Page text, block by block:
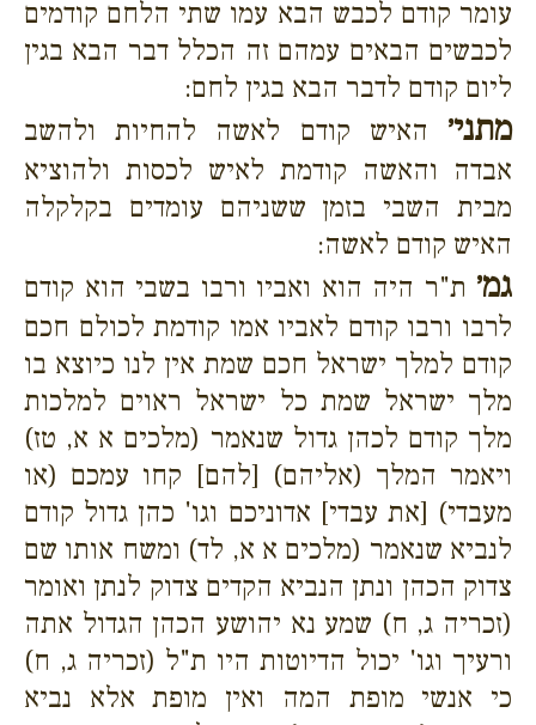
עומר קודם לכבש הבא עמו שתי הלחם קודמים
לכבשים הבאים עמהם זה הכלל דבר הבא בגין
ליום קודם לדבר הבא בגין לחם:
מתני׳ האיש קודם לאשה להחיות ולהשב
אבדה והאשה קודמת לאיש לכסות ולהוציא
מבית השבי בזמן ששניהם עומדים בקלקלה
האיש קודם לאשה:
גמ׳ ת"ר היה הוא ואביו ורבו בשבי הוא קודם
לרבו ורבו קודם לאביו אמו קודמת לכולם חכם
קודם למלך ישראל חכם שמת אין לנו כיוצא בו
מלך ישראל שמת כל ישראל ראוים למלכות
מלך קודם לכהן גדול שנאמר (מלכים א א, טז)
ויאמר המלך (אליהם) [להם] קחו עמכם (או
מעבדי) [את עבדי] אדוניכם וגו' כהן גדול קודם
לנביא שנאמר (מלכים א א, לד) ומשח אותו שם
צדוק הכהן ונתן הנביא הקדים צדוק לנתן ואומר
(זכריה ג, ח) שמע נא יהושע הכהן הגדול אתה
ורעיך וגו' יכול הדיוטות היו ת"ל (זכריה ג, ח)
כי אנשי מופת המה ואין מופת אלא נביא